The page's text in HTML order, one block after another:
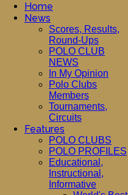
Home
News
Scores, Results,
Round-Ups
POLO CLUB
NEWS
In My Opinion
Polo Clubs
Members
Tournaments,
Circuits
Features
POLO CLUBS
POLO PROFILES
Educational,
Instructional,
Informative